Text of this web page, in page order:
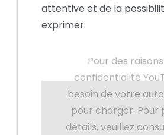
attentive et de la
exprimer.
Pour des
confidentialité
besoin de votre
pour charger. Pour
détails, veuillez